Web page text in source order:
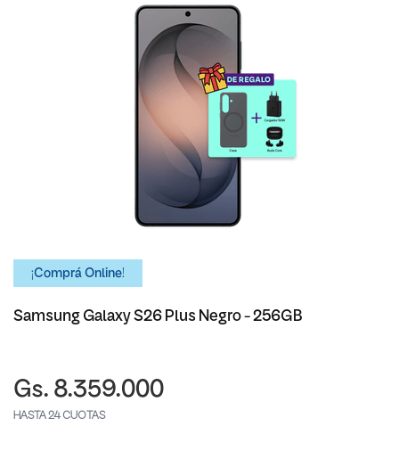
¡Comprá Online!
Samsung Galaxy S26 Plus Negro - 256GB
Gs. 8.359.000
HASTA 24 CUOTAS